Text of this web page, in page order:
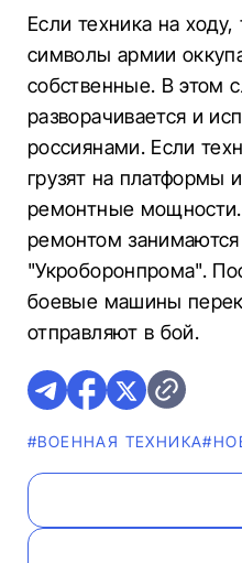
Если техника на
символы армии
собственные. В этом
разворачивается и
россиянами. Если
грузят на платформы
ремонтные мощности.
ремонтом
"Укроборонпрома".
боевые машины
отправляют в бой.
#ВОЕННАЯ ТЕХНИКА